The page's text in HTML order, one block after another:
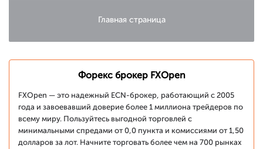
Главная страница
Форекс брокер FXOpen
FXOpen — это надежный ECN-брокер, работающий с 2005
года и завоевавший доверие более 1 миллиона трейдеров по
всему миру. Пользуйтесь выгодной торговлей с
минимальными спредами от 0,0 пункта и комиссиями от 1,50
долларов за лот. Начните торговать более чем на 700 рынках